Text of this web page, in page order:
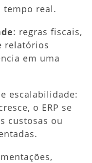
tempo real.
: regras fiscais,
relatórios
em uma
escalabilidade:
o ERP se
custosas ou